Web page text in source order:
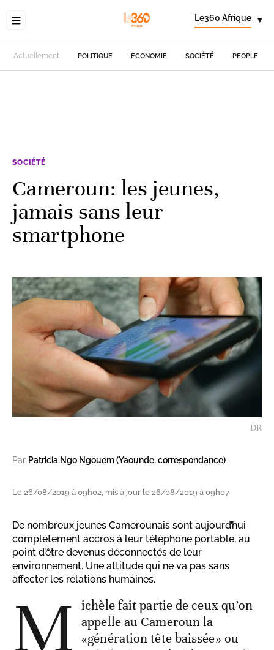
Le360 Afrique ▾
Actuellement POLITIQUE ECONOMIE SOCIÉTÉ PEOPLE
SOCIÉTÉ
Cameroun: les jeunes,
jamais sans leur
smartphone
DR
Par Patricia Ngo Ngouem (Yaounde, correspondance)
Le 26/08/2019 à 09h02, mis à jour le 26/08/2019 à 09h07
De nombreux jeunes Camerounais sont aujourd’hui
complètement accros à leur téléphone portable, au
point d’être devenus déconnectés de leur
environnement. Une attitude qui ne va pas sans
affecter les relations humaines.
M
ichèle fait partie de ceux qu’on
appelle au Cameroun la
«génération tête baissée» ou